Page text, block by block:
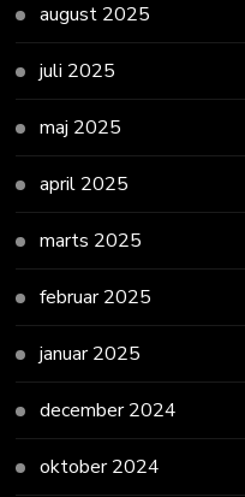
august 2025
juli 2025
maj 2025
april 2025
marts 2025
februar 2025
januar 2025
december 2024
oktober 2024